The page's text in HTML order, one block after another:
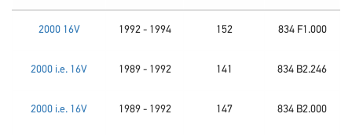
2000 16V 1992 - 1994 152 834 F1.000
2000 i.e. 16V 1989 - 1992 141 834 B2.246
2000 i.e. 16V 1989 - 1992 147 834 B2.000